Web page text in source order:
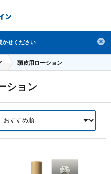
止め 熱中症対策
ダーマセプトRX
レチノール
数量限定
検索
かせください
頭皮用ローション
ション